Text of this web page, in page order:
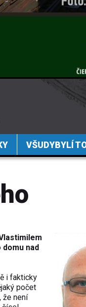
VŠUDYBYLÍ
nad
i fakticky
počet
že není